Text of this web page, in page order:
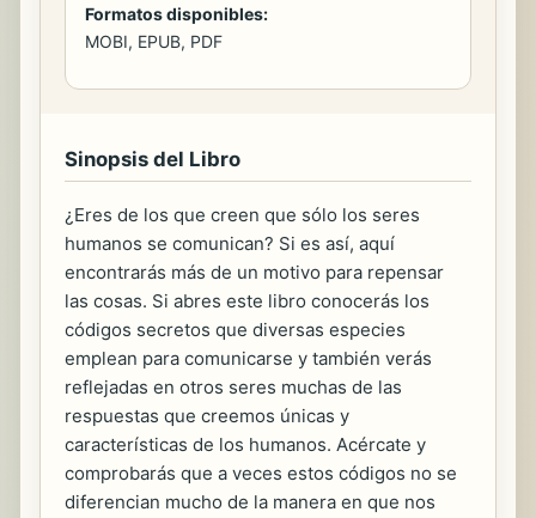
Formatos disponibles:
MOBI, EPUB, PDF
Sinopsis del Libro
¿Eres de los que creen que sólo los seres
humanos se comunican? Si es así, aquí
encontrarás más de un motivo para repensar
las cosas. Si abres este libro conocerás los
códigos secretos que diversas especies
emplean para comunicarse y también verás
reflejadas en otros seres muchas de las
respuestas que creemos únicas y
características de los humanos. Acércate y
comprobarás que a veces estos códigos no se
diferencian mucho de la manera en que nos